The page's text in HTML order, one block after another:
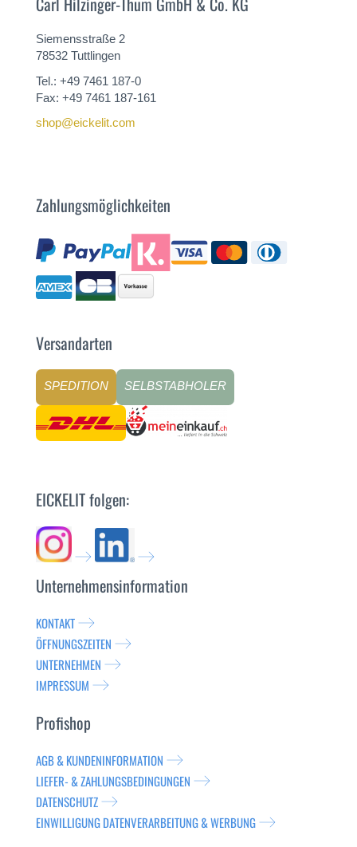
Siemensstraße 2
78532 Tuttlingen
Tel.: +49 7461 187-0
Fax: +49 7461 187-161
shop@eickelit.com
Zahlungsmöglichkeiten
Versandarten
SPEDITION SELBSTABHOLER
EICKELIT folgen:
Unternehmensinformation
KONTAKT
ÖFFNUNGSZEITEN
UNTERNEHMEN
IMPRESSUM
Profishop
AGB & KUNDENINFORMATION
LIEFER- & ZAHLUNGSBEDINGUNGEN
DATENSCHUTZ
EINWILLIGUNG DATENVERARBEITUNG & WERBUNG